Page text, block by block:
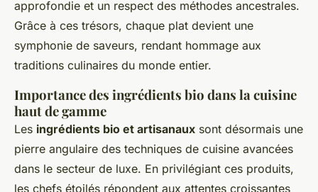
approfondie et un respect des méthodes ancestrales.
Grâce à ces trésors, chaque plat devient une
symphonie de saveurs, rendant hommage aux
traditions culinaires du monde entier.
Importance des ingrédients bio dans la cuisine
haut de gamme
Les ingrédients bio et artisanaux sont désormais une
pierre angulaire des techniques de cuisine avancées
dans le secteur de luxe. En privilégiant ces produits,
les chefs étoilés répondent aux attentes croissantes